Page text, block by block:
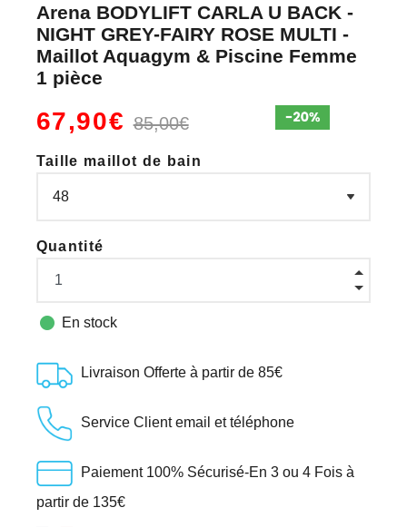
Arena BODYLIFT CARLA U BACK -
NIGHT GREY-FAIRY ROSE MULTI -
Maillot Aquagym & Piscine Femme
1 pièce
67,90€85,00€
Taille maillot de bain
Quantité
 En stock
Livraison Offerte à partir de 85€
Service Client email et téléphone
Paiement 100% Sécurisé-En 3 ou 4 Fois à
partir de 135€